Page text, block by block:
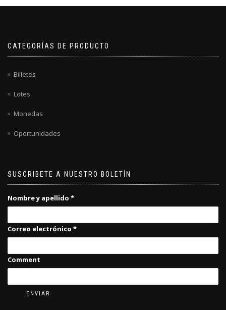
CATEGORÍAS DE PRODUCTO
Billetes
Lotes
Monedas
Oportunidades
SUSCRIBETE A NUESTRO BOLETÍN
Nombre y apellido *
Correo electrónico *
Comment
ENVIAR